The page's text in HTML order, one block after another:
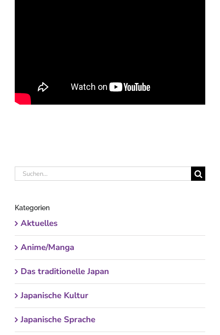
Suche
Kategorien
Aktuelles
Anime/Manga
Das traditionelle Japan
Japanische Kultur
Japanische Sprache